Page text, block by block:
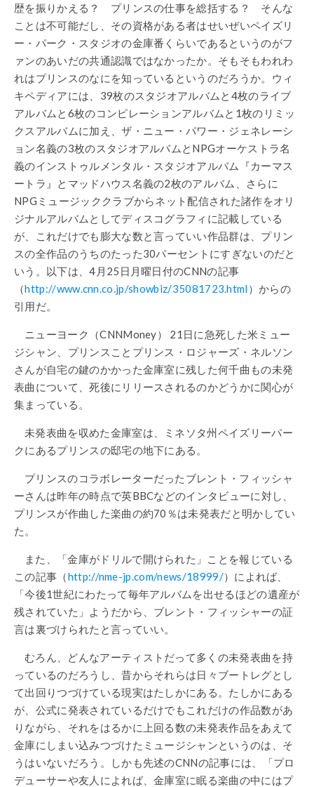
歴を振りかえる？ プリンスの仕事を総括する？ そんな
ことは不可能だし、その資格がある者はせいぜいペイズリ
ー・パーク・スタジオの金庫番くらいであるというのがフ
ァンのあいだの共通認識ではなかったか。そもそもわれわ
れはプリンスのなにを知っているというのだろうか。ウィ
キペディアには、39枚のスタジオアルバムと4枚のライブ
アルバムと6枚のコンピレーションアルバムと1枚のリミッ
クスアルバムに加え、ザ・ニュー・パワー・ジェネレーシ
ョン名義の3枚のスタジオアルバムとNPGオーケストラ名
義のインストゥルメンタル・スタジオアルバム『カーマス
ートラ』とマッドハウス名義の2枚のアルバム、さらに
NPGミュージッククラブからネット配信された諸作をオリ
ジナルアルバムとしてディスコグラフィに記載している
が、これだけでも膨大な数と言っていい作品群は、プリン
スの全作品のうちのたった30パーセントにすぎないのだと
いう。以下は、4月25日月曜日付のCNNの記事
（http://www.cnn.co.jp/showbiz/35081723.html）からの
引用だ。
ニューヨーク（CNNMoney） 21日に急死した米ミュー
ジシャン、プリンスことプリンス・ロジャーズ・ネルソン
さんが自宅の鍵のかかった金庫室に残した何千曲もの未発
表曲について、死後にリリースされるのかどうかに関心が
集まっている。
未発表曲を収めた金庫室は、ミネソタ州ペイズリーパー
クにあるプリンスの邸宅の地下にある。
プリンスのコラボレーターだったブレント・フィッシャ
ーさんは昨年の時点で英BBCなどのインタビューに対し、
プリンスが作曲した楽曲の約70％は未発表だと明かしてい
た。
また、「金庫がドリルで開けられた」ことを報じている
この記事（http://nme-jp.com/news/18999/）によれば、
「今後1世紀にわたって毎年アルバムを出せるほどの遺産が
残されていた」ようだから、ブレント・フィッシャーの証
言は裏づけられたと言っていい。
むろん、どんなアーティストだって多くの未発表曲を持
っているのだろうし、昔からそれらは日々ブートレグとし
て出回りつづけている現実はたしかにある。たしかにある
が、公式に発表されているだけでもこれだけの作品数があ
りながら、それをはるかに上回る数の未発表作品をあえて
金庫にしまい込みつづけたミュージシャンというのは、そ
うはいないだろう。しかも先述のCNNの記事には、「プロ
デューサーや友人によれば、金庫室に眠る楽曲の中にはプ